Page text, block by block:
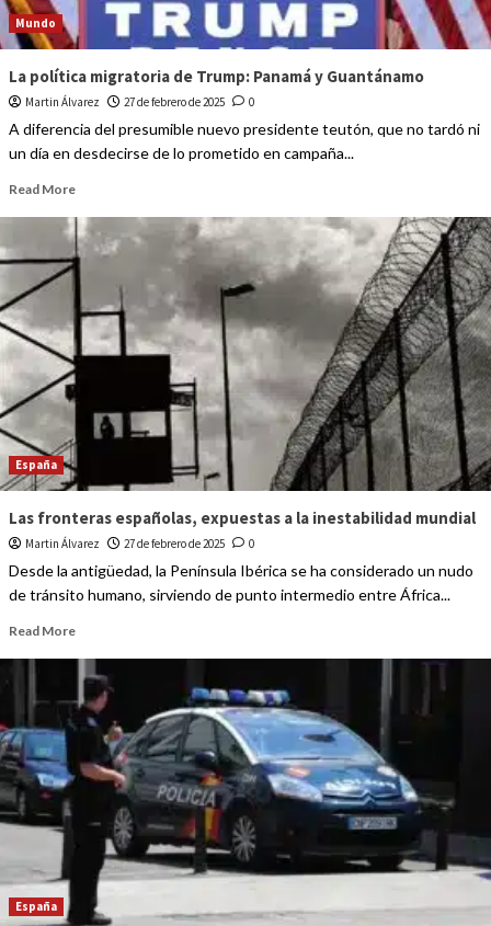
Mundo
La política migratoria de Trump: Panamá y Guantánamo
Martin Álvarez 27 de febrero de 2025 0
A diferencia del presumible nuevo presidente teutón, que no tardó ni
un día en desdecirse de lo prometido en campaña...
Read More
España
Las fronteras españolas, expuestas a la inestabilidad mundial
Martin Álvarez 27 de febrero de 2025 0
Desde la antigüedad, la Península Ibérica se ha considerado un nudo
de tránsito humano, sirviendo de punto intermedio entre África...
Read More
España